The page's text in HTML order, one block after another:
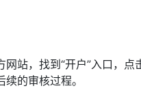
站，找到“开户”入口，
的审核过程。